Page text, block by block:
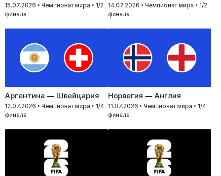
15.07.2026 • Чемпионат мира • 1/2
финала
14.07.2026 • Чемпионат мира • 1/2
финала
Аргентина — Швейцария
12.07.2026 • Чемпионат мира • 1/4
финала
Норвегия — Англия
11.07.2026 • Чемпионат мира • 1/4
финала